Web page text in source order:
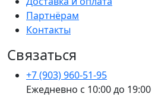
Партнёрам
Контакты
Связаться
+7 (903) 960-51-95
Ежедневно с 10:00 до 19:00